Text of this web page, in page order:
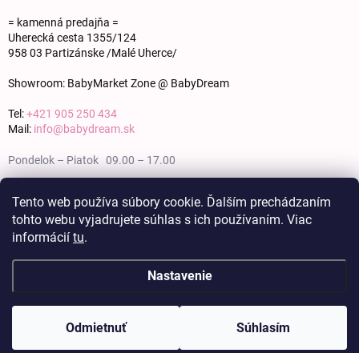
Tento web používa súbory cookie. Ďalším prechádzaním
tohto webu vyjadrujete súhlas s ich používaním. Viac
informácií tu.
Nastavenie
Odmietnuť Súhlasím
= kamenná predajňa =
Uherecká cesta 1355/124
958 03 Partizánske /Malé Uherce/
Showroom: BabyMarket Zone @ BabyDream
Tel:+421 905 250 434
Mail: info@babydream.sk
Pondelok – Piatok 09.00 – 17.00
Nedeľa zatvorené
Vytvoril Shoptet
Copyright 2026BABY DREAM. Všetky práva vyhradené.Upraviť nastavenie